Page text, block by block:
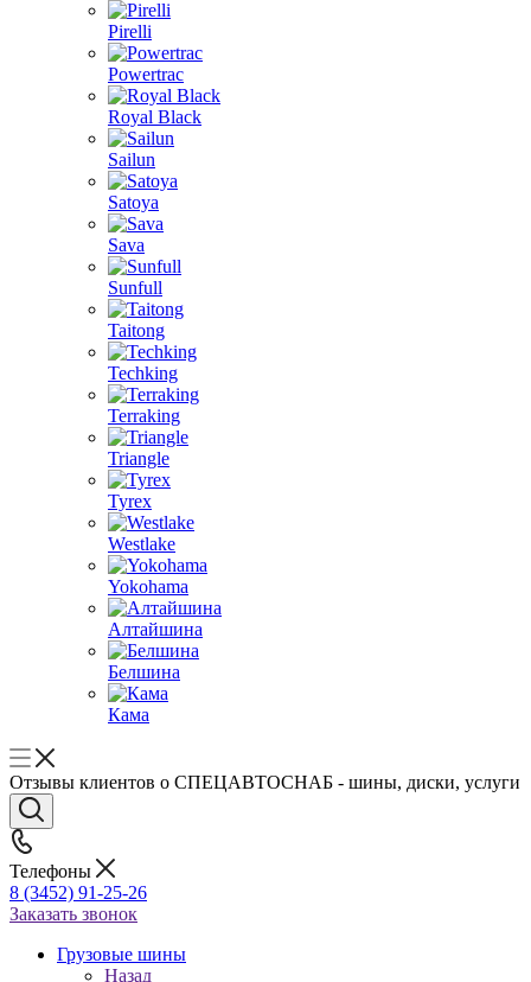
Pirelli
Powertrac
Royal Black
Sailun
Satoya
Sava
Sunfull
Taitong
Techking
Terraking
Triangle
Tyrex
Westlake
Yokohama
Алтайшина
Белшина
Кама
Отзывы клиентов о СПЕЦАВТОСНАБ - шины, диски, услуги
Телефоны
8 (3452) 91-25-26
Заказать звонок
Грузовые шины
Назад